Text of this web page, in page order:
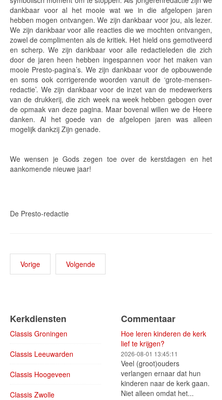
dankbaar voor al het mooie wat we in die afgelopen jaren
hebben mogen ontvangen. We zijn dankbaar voor jou, als lezer.
We zijn dankbaar voor alle reacties die we mochten ontvangen,
zowel de complimenten als de kritiek. Het hield ons gemotiveerd
en scherp. We zijn dankbaar voor alle redactieleden die zich
door de jaren heen hebben ingespannen voor het maken van
mooie Presto-pagina’s. We zijn dankbaar voor de opbouwende
en soms ook corrigerende woorden vanuit de ‘grote-mensen-
redactie’. We zijn dankbaar voor de inzet van de medewerkers
van de drukkerij, die zich week na week hebben gebogen over
de opmaak van deze pagina. Maar bovenal willen we de Heere
danken. Al het goede van de afgelopen jaren was alleen
mogelijk dankzij Zijn genade.
We wensen je Gods zegen toe over de kerstdagen en het
aankomende nieuwe jaar!
De Presto-redactie
Vorige Volgende
Kerkdiensten
Classis Groningen
Classis Leeuwarden
Classis Hoogeveen
Classis Zwolle
Commentaar
Hoe leren kinderen de kerk
lief te krijgen?
2026-08-01 13:45:11
Veel (groot)ouders
verlangen ernaar dat hun
kinderen naar de kerk gaan.
Niet alleen omdat het...